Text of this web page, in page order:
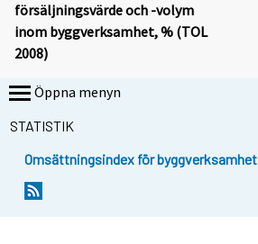
försäljningsvärde och -volym
inom byggverksamhet, % (TOL
2008)
Öppna menyn
STATISTIK
Omsättningsindex för byggverksamhet